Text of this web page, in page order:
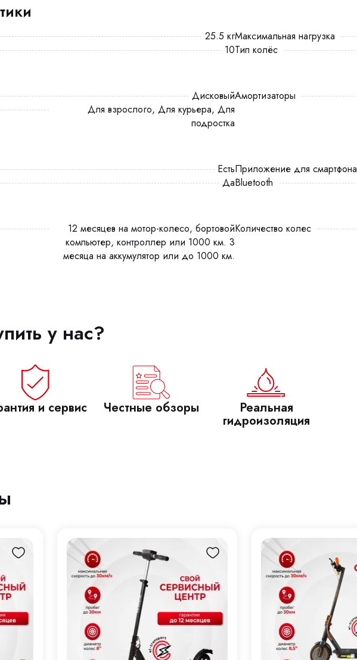
25.5 кгМаксимальная нагрузка
10Тип колёс
ДисковыйАмортизаторы
Для взрослого, Для курьера, Для
подростка
естьПриложение для смартфона
ДаBluetooth
12 месяцев на мотор-колесо, бортовой
компьютер, контроллер или 1000 км. 3
месяца на аккумулятор или до 1000 км.
Количество колес
у нас?
и сервис Честные обзоры Реальная
гидроизоляция